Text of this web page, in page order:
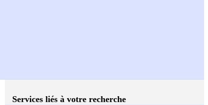
Services liés à votre recherche